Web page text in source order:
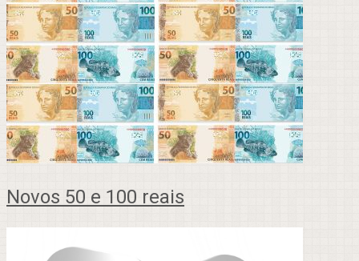
Novos 50 e 100 reais